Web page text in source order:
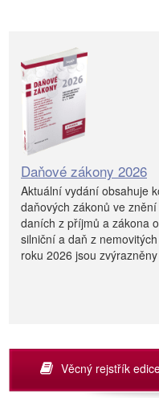
Daňové zákony 2026
Aktuální vydání obsahuje
daňových zákonů ve
daních z příjmů a zákona
silniční a daň z
roku 2026 jsou
Věcný rejstřík